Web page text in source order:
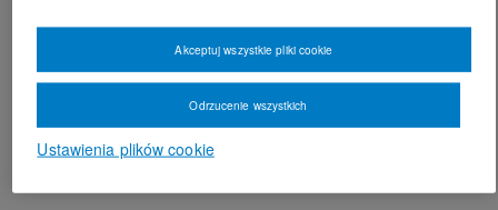
Ustawienia plików cookie
Odrzucenie wszystkich
Akceptuj wszystkie pliki cookie